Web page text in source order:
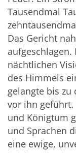
Tausendmal
Das Gericht
nächtlichen
des Himmels
gelangte bis
vor ihn
und Königtum
und Sprachen
eine ewige,